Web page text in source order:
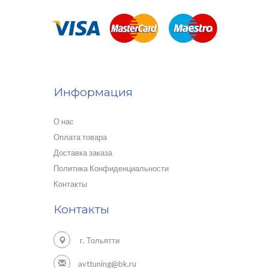
Информация
О нас
Оплата товара
Доставка заказа
Политика Конфиденциальности
Контакты
Контакты
г. Тольятти
avttuning@bk.ru